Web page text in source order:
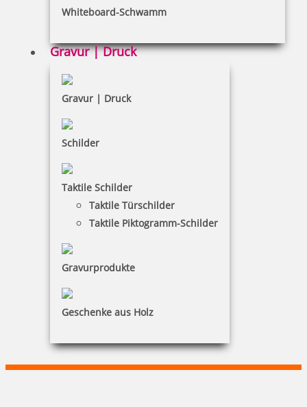
Whiteboard-Schwamm
Gravur | Druck
Gravur | Druck
Schilder
Taktile Schilder
Taktile Türschilder
Taktile Piktogramm-Schilder
Gravurprodukte
Geschenke aus Holz
Widerruf
Barrierefreiheit
Vertrag widerrufen
Mein Konto
KONTAKT
Kolibri GmbH
Michael Wunder
+49 9161 / 663388-2